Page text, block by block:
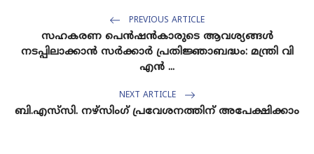
PREVIOUS ARTICLE
സഹകരണ പെൻഷൻകാരുടെ ആവശ്യങ്ങൾ
നടപ്പിലാക്കാൻ സർക്കാർ പ്രതിജ്ഞാബദ്ധം: മന്ത്രി വി
എൻ ...
NEXT ARTICLE
ബി.എസ്‌സി. നഴ്‌സിംഗ് പ്രവേശനത്തിന് അപേക്ഷിക്കാം